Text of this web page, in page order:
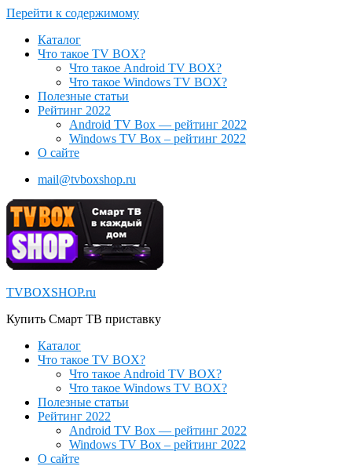
Перейти к содержимому
Каталог
Что такое TV BOX?
Что такое Android TV BOX?
Что такое Windows TV BOX?
Полезные статьи
Рейтинг 2022
Android TV Box — рейтинг 2022
Windows TV Box – рейтинг 2022
О сайте
mail@tvboxshop.ru
TVBOXSHOP.ru
Купить Смарт ТВ приставку
Каталог
Что такое TV BOX?
Что такое Android TV BOX?
Что такое Windows TV BOX?
Полезные статьи
Рейтинг 2022
Android TV Box — рейтинг 2022
Windows TV Box – рейтинг 2022
О сайте